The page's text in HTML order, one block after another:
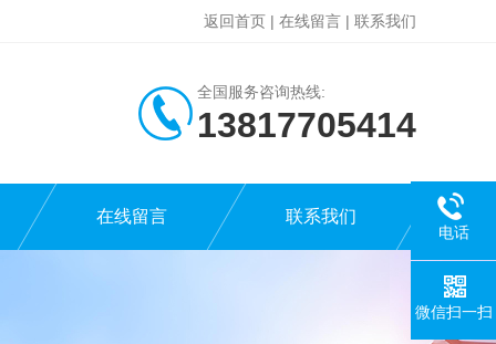
返回首页 | 在线留言 | 联系我们
全国服务咨询热线:
13817705414
在线留言 联系我们
电话
微信扫一扫